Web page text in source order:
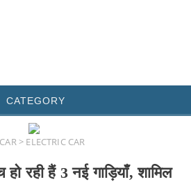
CATEGORY
CAR> ELECTRIC CAR
रही हैं 3 नई गाड़ियाँ, शामिल